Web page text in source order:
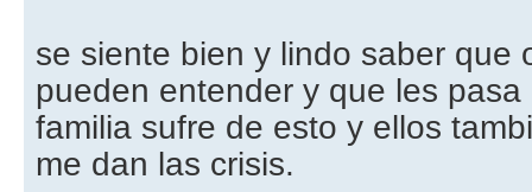
se siente bien y lindo saber que
pueden entender y que les
familia sufre de esto y ellos
me dan las crisis.